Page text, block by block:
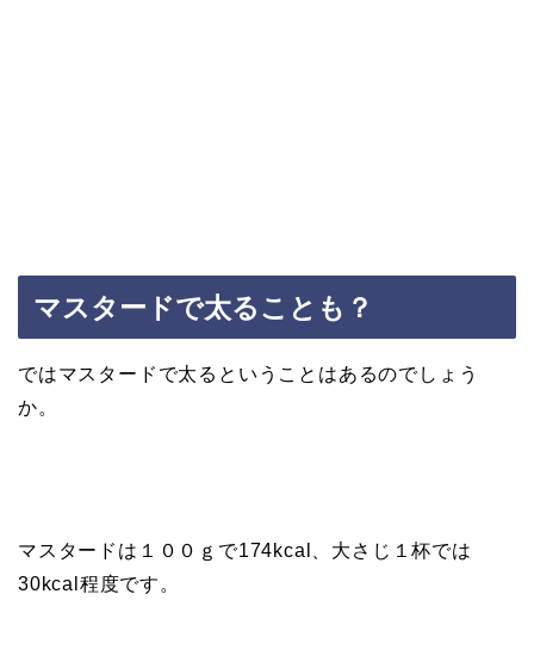
マスタードで太ることも？
ではマスタードで太るということはあるのでしょう
か。
マスタードは１００ｇで174kcal、大さじ１杯では
30kcal程度です。